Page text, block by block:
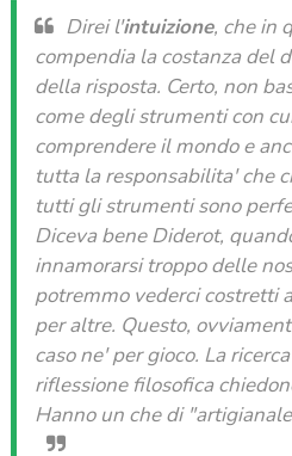
Direi l'intuizione, che in
compendia la costanza del
della risposta. Certo, non
come degli strumenti con
comprendere ilmondo e
tutta la responsabilita' che
tutti gli strumenti sono
Diceva bene Diderot,
innamorarsi troppo delle
potremmo vederci costretti
per altre. Questo,
caso ne' per gioco. La
riflessione filosofica
Hanno un che di